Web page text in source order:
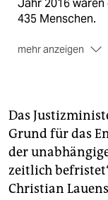
Jahr 2016 waren
435 Menschen.
mehr anzeigen
geschlagen,
Bisher habe
Sprecherin.
Das
Grund für das
der
zeitlich
Christian